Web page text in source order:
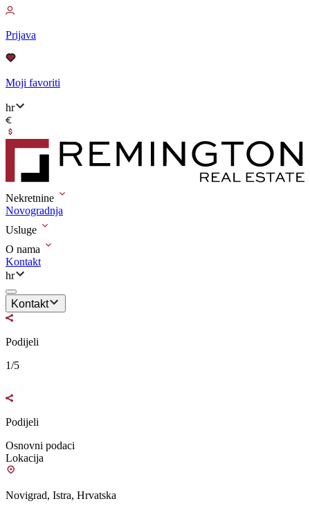
Prijava
Moji favoriti
hr
Nekretnine
Novogradnja
Usluge
O nama
Kontakt
hr
Kontakt
Podijeli
1/5
Podijeli
Osnovni podaci
Lokacija
Novigrad, Istra, Hrvatska